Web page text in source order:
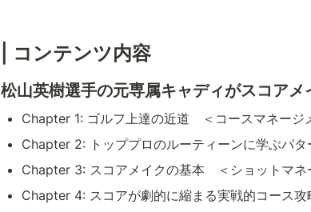
| コンテンツ内容
松山英樹選手の元専属キャディがスコアメ
Chapter 1: ゴルフ上達の近道　＜コースマネージ
Chapter 2: トッププロのルーティーンに学ぶパタ
Chapter 3: スコアメイクの基本　＜ショットマネ
Chapter 4: スコアが劇的に縮まる実戦的コース攻